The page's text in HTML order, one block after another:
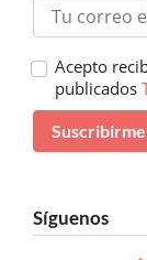
Acepto
publicados
Síguenos